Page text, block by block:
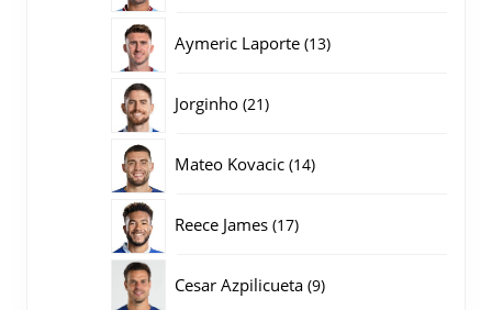
Aymeric Laporte 1313
Jorginho 2121
Mateo Kovacic 1414
Reece James 1717
Cesar Azpilicueta 99